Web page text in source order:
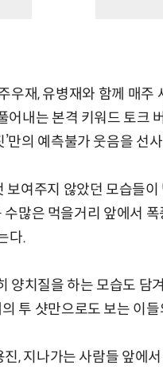
우재, 유병재와 함께 매
내는 본격 키워드 토크
만의 예측불가 웃음을 선
여주지 않았던 모습들
수많은 먹을거리 앞에서
다.
양치질을 하는 모습도 담
투 샷만으로도 보는 이
, 지나가는 사람들 앞에